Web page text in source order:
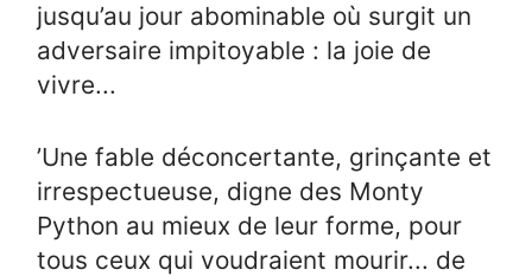
jusqu’au jour abominable où surgit un
adversaire impitoyable : la joie de
vivre...
’Une fable déconcertante, grinçante et
irrespectueuse, digne des Monty
Python au mieux de leur forme, pour
tous ceux qui voudraient mourir... de